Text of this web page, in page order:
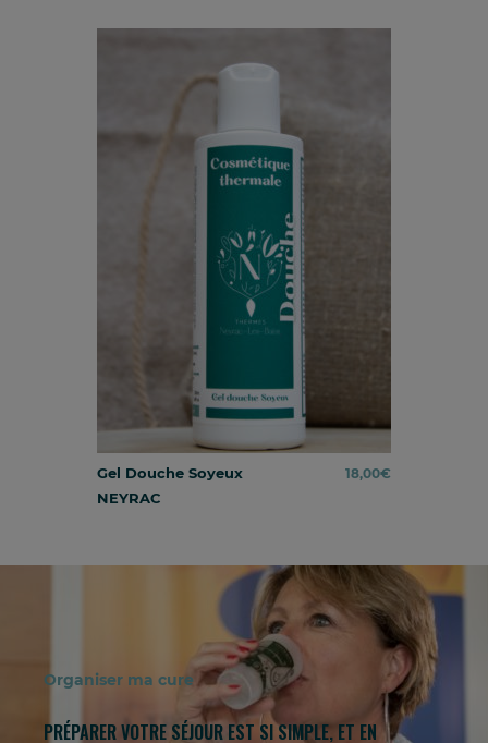
Gel Douche Soyeux
NEYRAC
18,00€
Organiser ma cure
PRÉPARER VOTRE SÉJOUR EST SI SIMPLE, ET EN